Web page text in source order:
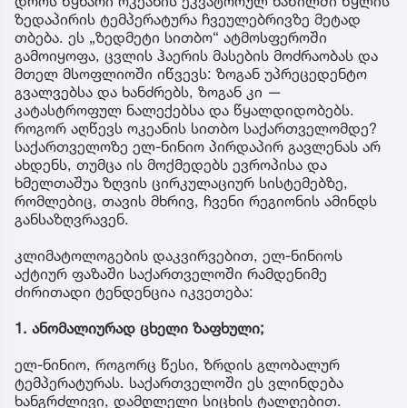
ზედაპირის ტემპერატურა ჩვეულებრივზე მეტად
თბება. ეს „ზედმეტი სითბო“ ატმოსფეროში
გამოიყოფა, ცვლის ჰაერის მასების მოძრაობას და
მთელ მსოფლიოში იწვევს: ზოგან უპრეცედენტო
გვალვებსა და ხანძრებს, ზოგან კი —
კატასტროფულ ნალექებსა და წყალდიდობებს.
როგორ აღწევს ოკეანის სითბო საქართველომდე?
საქართველოზე ელ-ნინიო პირდაპირ გავლენას არ
ახდენს, თუმცა ის მოქმედებს ევროპისა და
ხმელთაშუა ზღვის ცირკულაციურ სისტემებზე,
რომლებიც, თავის მხრივ, ჩვენი რეგიონის ამინდს
განსაზღვრავენ.
კლიმატოლოგების დაკვირვებით, ელ-ნინიოს
აქტიურ ფაზაში საქართველოში რამდენიმე
ძირითადი ტენდენცია იკვეთება:
1. ანომალიურად ცხელი ზაფხული;
ელ-ნინიო, როგორც წესი, ზრდის გლობალურ
ტემპერატურას. საქართველოში ეს ვლინდება
ხანგრძლივი, დამღლელი სიცხის ტალღებით.